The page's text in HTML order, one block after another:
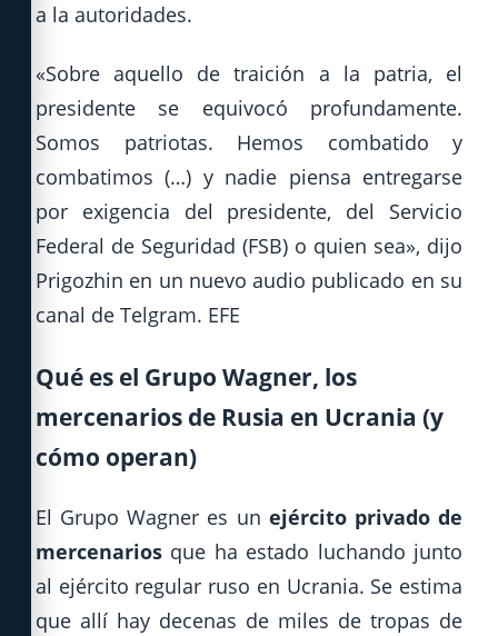
a la autoridades.
«Sobre aquello de traición a la patria, el
presidente se equivocó profundamente.
Somos patriotas. Hemos combatido y
combatimos (…) y nadie piensa entregarse
por exigencia del presidente, del Servicio
Federal de Seguridad (FSB) o quien sea», dijo
Prigozhin en un nuevo audio publicado en su
canal de Telgram. EFE
Qué es el Grupo Wagner, los
mercenarios de Rusia en Ucrania (y
cómo operan)
El Grupo Wagner es un ejército privado de
mercenarios que ha estado luchando junto
al ejército regular ruso en Ucrania. Se estima
que allí hay decenas de miles de tropas de